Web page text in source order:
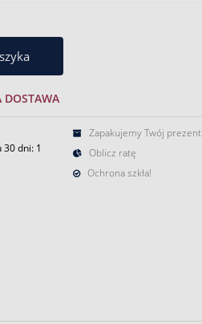
DOSTAWA
30 dni: 1
Zapakujemy Twój prezent
Oblicz ratę
Ochrona szkła!